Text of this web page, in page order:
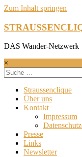
Zum Inhalt springen
DAS Wander-Netzwerk
×
Straussenclique
Über uns
Kontakt
Impressum
Presse
Links
Newsletter